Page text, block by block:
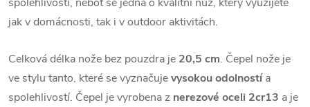
jak v domácnosti, tak i v outdoor aktivitách.
Celková délka nože bez pouzdra je 20,5 cm. Čepel nože je
ve stylu tanto, které se vyznačujevysokou odolnostía
spolehlivostí. Čepel je vyrobena z nerezové oceli 2cr13 a je